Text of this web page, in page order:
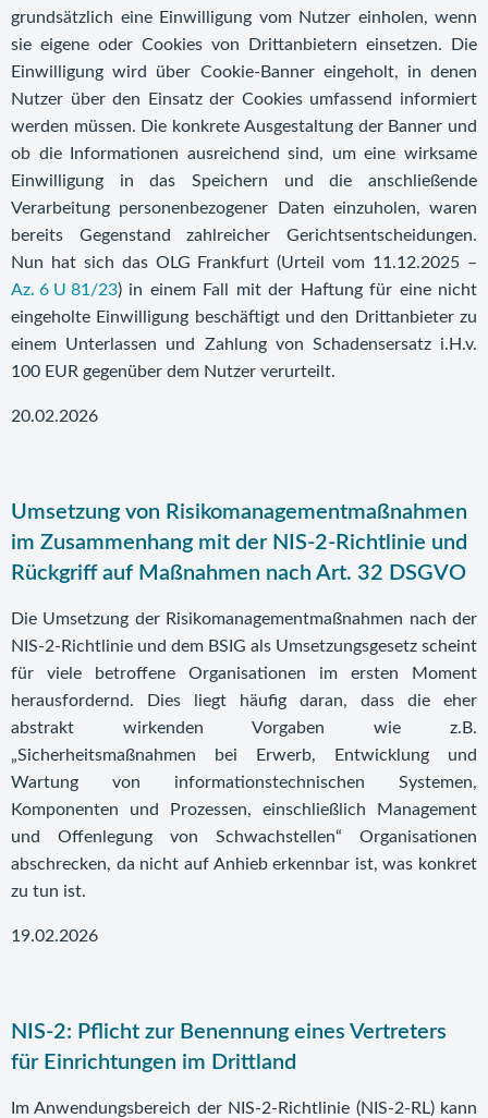
grundsätzlich eine Einwilligung vom Nutzer einholen, wenn
sie eigene oder Cookies von Drittanbietern einsetzen. Die
Einwilligung wird über Cookie-Banner eingeholt, in denen
Nutzer über den Einsatz der Cookies umfassend informiert
werden müssen. Die konkrete Ausgestaltung der Banner und
ob die Informationen ausreichend sind, um eine wirksame
Einwilligung in das Speichern und die anschließende
Verarbeitung personenbezogener Daten einzuholen, waren
bereits Gegenstand zahlreicher Gerichtsentscheidungen.
Nun hat sich das OLG Frankfurt (Urteil vom 11.12.2025 –
Az. 6 U 81/23) in einem Fall mit der Haftung für eine nicht
eingeholte Einwilligung beschäftigt und den Drittanbieter zu
einem Unterlassen und Zahlung von Schadensersatz i.H.v.
100 EUR gegenüber dem Nutzer verurteilt.
20.02.2026
Umsetzung von Risikomanagementmaßnahmen
im Zusammenhang mit der NIS-2-Richtlinie und
Rückgriff auf Maßnahmen nach Art. 32 DSGVO
Die Umsetzung der Risikomanagementmaßnahmen nach der
NIS-2-Richtlinie und dem BSIG als Umsetzungsgesetz scheint
für viele betroffene Organisationen im ersten Moment
herausfordernd. Dies liegt häufig daran, dass die eher
abstrakt wirkenden Vorgaben wie z.B.
„Sicherheitsmaßnahmen bei Erwerb, Entwicklung und
Wartung von informationstechnischen Systemen,
Komponenten und Prozessen, einschließlich Management
und Offenlegung von Schwachstellen“ Organisationen
abschrecken, da nicht auf Anhieb erkennbar ist, was konkret
zu tun ist.
19.02.2026
NIS-2: Pflicht zur Benennung eines Vertreters
für Einrichtungen im Drittland
Im Anwendungsbereich der NIS-2-Richtlinie (NIS-2-RL) kann